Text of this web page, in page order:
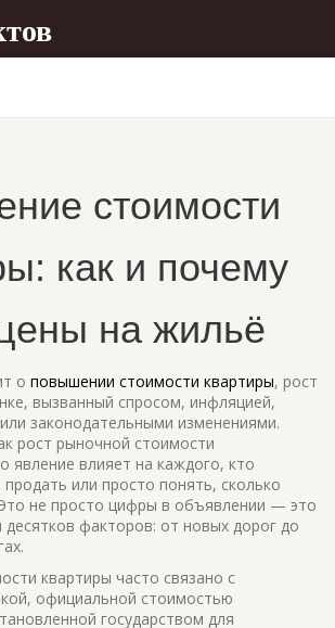
стоимости
как и почему
на жильё
о повышении стоимости квартиры, рост
вызванный спросом, инфляцией,
законодательными изменениями.
рост рыночной стоимости
явление влияет на каждого, кто
продать или просто понять, сколько
не просто цифры в объявлении — это
десятков факторов: от новых дорог до
квартиры часто связано с
, официальной стоимостью
государством для